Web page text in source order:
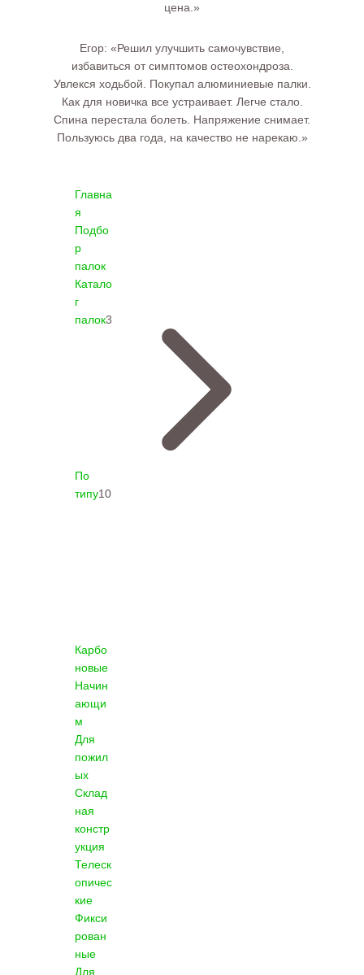
цена.»
Егор: «Решил улучшить самочувствие,
избавиться от симптомов остеохондроза.
Увлекся ходьбой. Покупал алюминиевые палки.
Как для новичка все устраивает. Легче стало.
Спина перестала болеть. Напряжение снимает.
Пользуюсь два года, на качество не нарекаю.»
Главна
я
Подбо
р
палок
Катало
г
палок3
По
типу10
Карбо
новые
Начин
ающи
м
Для
пожил
ых
Склад
ная
констр
укция
Телеск
опичес
кие
Фикси
рован
ные
Для